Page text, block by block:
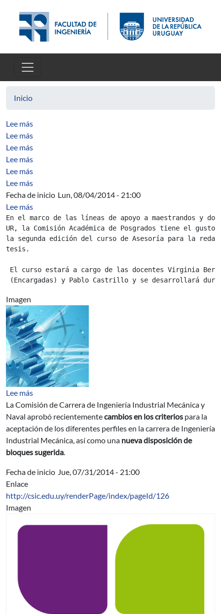
Inicio
Lee mássobre Pruebas unitarias en Java: Cubrimiento de
Lee mássobre Pruebas unitarias en Java: Data-Driven con
Lee mássobre An analysis of code defects injection and removal
Lee mássobre PSPdc: An Adaptation of the PSP to Incorporate
Lee mássobre A Cross Course Analysis of Product Quality
Lee mássobre Análisis de la calidad de datos en experimentos
Fecha de inicio Lun, 08/04/2014 - 21:00
Lee mássobre Convocatoria Segunda Edición curso Asesoría
UR, la Comisión Académica de Posgrados tiene el gusto
la segunda edición del curso de Asesoría para la
tesis.
El curso estará a cargo de las docentes Virginia
Imagen
Lee mássobre Nuevos Criterios para aprobación de Perfiles
La Comisión de Carrera de Ingeniería Industrial Mecánica y
Naval aprobó recientementecambios en los criterios para la
aceptación de los diferentes perfiles en la carrera de Ingeniería
Industrial Mecánica, así como una nueva disposición de
bloques sugerida.
Fecha de inicio Jue, 07/31/2014 - 21:00
Enlace
http://csic.edu.uy/renderPage/index/pageId/126
Imagen